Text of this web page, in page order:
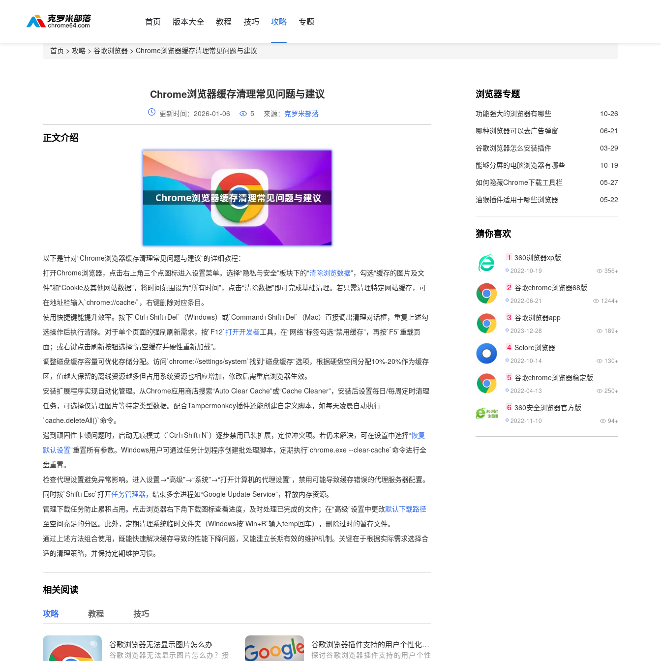
首页 版本大全 教程 技巧 攻略 专题
首页 > 攻略 > 谷歌浏览器 > Chrome浏览器缓存清理常见问题与建议
Chrome浏览器缓存清理常见问题与建议
更新时间：2026-01-06 5 来源： 克罗米部落
正文介绍
以下是针对“Chrome浏览器缓存清理常见问题与建议”的详细教程：
打开Chrome浏览器，点击右上角三个点图标进入设置菜单。选择“隐私与安全”板块下的“清除浏览数据”，勾选“缓存的图片及文
件”和“Cookie及其他网站数据”，将时间范围设为“所有时间”，点击“清除数据”即可完成基础清理。若只需清理特定网站缓存，可
在地址栏输入`chrome://cache/`，右键删除对应条目。
使用快捷键能提升效率。按下`Ctrl+Shift+Del`（Windows）或`Command+Shift+Del`（Mac）直接调出清理对话框，重复上述勾
选操作后执行清除。对于单个页面的强制刷新需求，按`F12`打开开发者工具，在“网络”标签勾选“禁用缓存”，再按`F5`重载页
面；或右键点击刷新按钮选择“清空缓存并硬性重新加载”。
调整磁盘缓存容量可优化存储分配。访问`chrome://settings/system`找到“磁盘缓存”选项，根据硬盘空间分配10%-20%作为缓存
区，值越大保留的离线资源越多但占用系统资源也相应增加，修改后需重启浏览器生效。
安装扩展程序实现自动化管理。从Chrome应用商店搜索“Auto Clear Cache”或“Cache Cleaner”，安装后设置每日/每周定时清理
任务，可选择仅清理图片等特定类型数据。配合Tampermonkey插件还能创建自定义脚本，如每天凌晨自动执行
`cache.deleteAll()`命令。
遇到顽固性卡顿问题时，启动无痕模式（`Ctrl+Shift+N`）逐步禁用已装扩展，定位冲突项。若仍未解决，可在设置中选择“恢复
默认设置”重置所有参数。Windows用户可通过任务计划程序创建批处理脚本，定期执行`chrome.exe --clear-cache`命令进行全
盘重置。
检查代理设置避免异常影响。进入设置→“高级”→“系统”→“打开计算机的代理设置”，禁用可能导致缓存错误的代理服务器配置。
同时按`Shift+Esc`打开任务管理器，结束多余进程如“Google Update Service”，释放内存资源。
管理下载任务防止累积占用。点击浏览器右下角下载图标查看进度，及时处理已完成的文件；在“高级”设置中更改默认下载路径
至空间充足的分区。此外，定期清理系统临时文件夹（Windows按`Win+R`输入temp回车），删除过时的暂存文件。
通过上述方法组合使用，既能快速解决缓存导致的性能下降问题，又能建立长期有效的维护机制。关键在于根据实际需求选择合
适的清理策略，并保持定期维护习惯。
相关阅读
攻略 教程 技巧
谷歌浏览器无法显示图片怎么办
谷歌浏览器无法显示图片怎么办？接
谷歌浏览器插件支持的用户个性化偏好保存方式
探讨谷歌浏览器插件支持的用户个性
浏览器专题
功能强大的浏览器有哪些
10-26
哪种浏览器可以去广告弹窗
06-21
谷歌浏览器怎么安装插件
03-29
能够分屏的电脑浏览器有哪些
10-19
如何隐藏Chrome下载工具栏
05-27
油猴插件适用于哪些浏览器
05-22
猜你喜欢
1 360浏览器xp版
2022-10-19 356+
2 谷歌chrome浏览器68版
2022-06-21 1244+
3 谷歌浏览器app
2023-12-28 189+
4 Seiore浏览器
2022-10-14 130+
5 谷歌chrome浏览器稳定版
2022-04-13 250+
6 360安全浏览器官方版
2022-11-10 94+